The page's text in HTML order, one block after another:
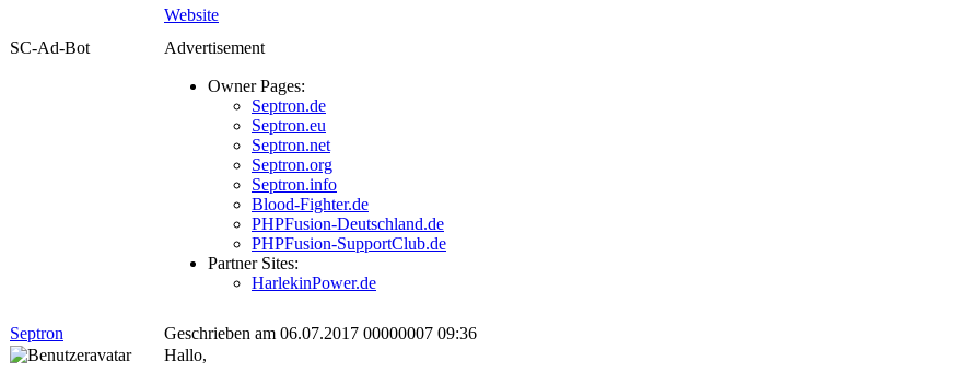
Website
SC-Ad-Bot
Advertisement
Owner Pages:
Septron.de
Septron.eu
Septron.net
Septron.org
Septron.info
Blood-Fighter.de
PHPFusion-Deutschland.de
PHPFusion-SupportClub.de
Partner Sites:
HarlekinPower.de
Septron Geschrieben am 06.07.2017 00000007 09:36
Hallo,